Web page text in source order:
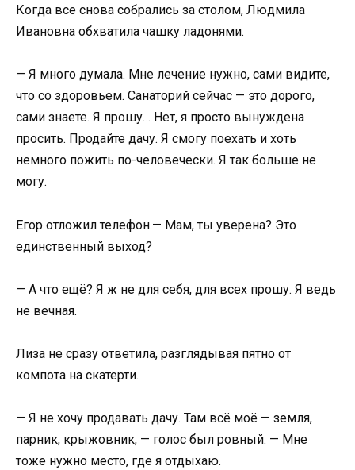
Когда все снова собрались за столом, Людмила
Ивановна обхватила чашку ладонями.
— Я много думала. Мне лечение нужно, сами видите,
что со здоровьем. Санаторий сейчас — это дорого,
сами знаете. Я прошу… Нет, я просто вынуждена
просить. Продайте дачу. Я смогу поехать и хоть
немного пожить по-человечески. Я так больше не
могу.
Егор отложил телефон.— Мам, ты уверена? Это
единственный выход?
— А что ещё? Я ж не для себя, для всех прошу. Я ведь
не вечная.
Лиза не сразу ответила, разглядывая пятно от
компота на скатерти.
— Я не хочу продавать дачу. Там всё моё — земля,
парник, крыжовник, — голос был ровный. — Мне
тоже нужно место, где я отдыхаю.